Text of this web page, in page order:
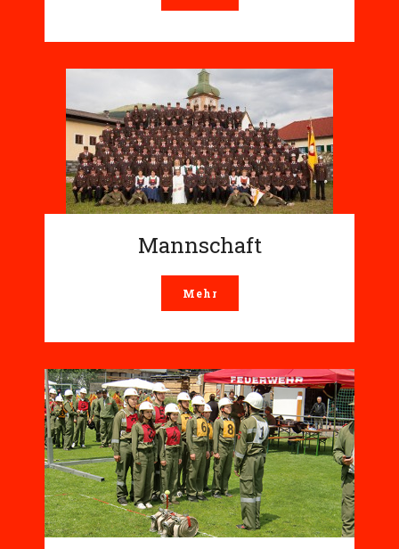
Mannschaft
Mehr